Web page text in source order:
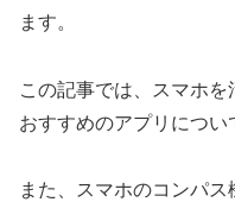
ます。
この記事では、スマホを
おすすめのアプリについ
また、スマホのコンパ